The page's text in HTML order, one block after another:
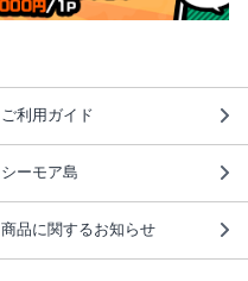
ご利用ガイド
シーモア島
商品に関するお知らせ